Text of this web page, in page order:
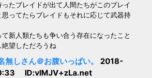
たブレイドが出て人間たちがこのブレイ
思ってたらブレイドもそれに応じて武器持
新人類たちも争い合う存在になったこと
望しただろうね
無しさん＠お腹いっぱい。 2018-
ID:vlMJV+zLa.net